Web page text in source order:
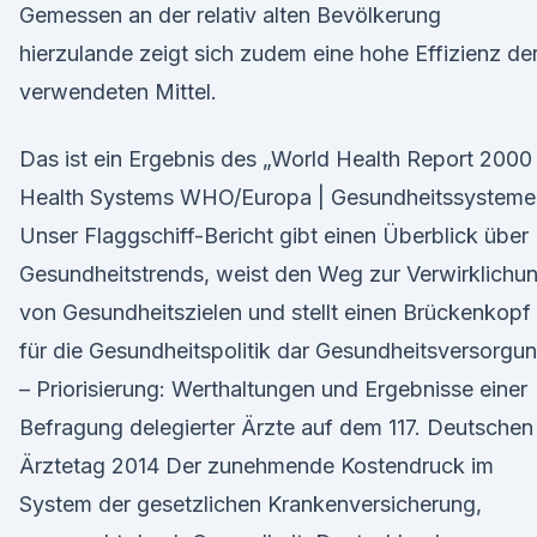
Gemessen an der relativ alten Bevölkerung
hierzulande zeigt sich zudem eine hohe Effizienz
verwendeten Mittel.
Das ist ein Ergebnis des „World Health Report
Health Systems WHO/Europa | Gesundheitssysteme
Unser Flaggschiff-Bericht gibt einen Überblick über
Gesundheitstrends, weist den Weg zur
von Gesundheitszielen und stellt einen Brückenkopf
für die Gesundheitspolitik dar
– Priorisierung: Werthaltungen und Ergebnisse einer
Befragung delegierter Ärzte auf dem 117. Deutschen
Ärztetag 2014 Der zunehmende Kostendruck im
System der gesetzlichen Kran­ken­ver­siche­rung,